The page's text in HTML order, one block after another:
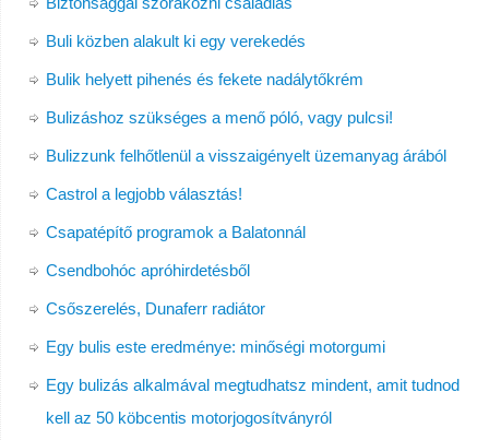
Buli közben alakult ki egy verekedés
Bulik helyett pihenés és fekete nadálytőkrém
Bulizáshoz szükséges a menő póló, vagy pulcsi!
Bulizzunk felhőtlenül a visszaigényelt üzemanyag árából
Castrol a legjobb választás!
Csapatépítő programok a Balatonnál
Csendbohóc apróhirdetésből
Csőszerelés, Dunaferr radiátor
Egy bulis este eredménye: minőségi motorgumi
Egy bulizás alkalmával megtudhatsz mindent, amit tudnod
kell az 50 köbcentis motorjogosítványról